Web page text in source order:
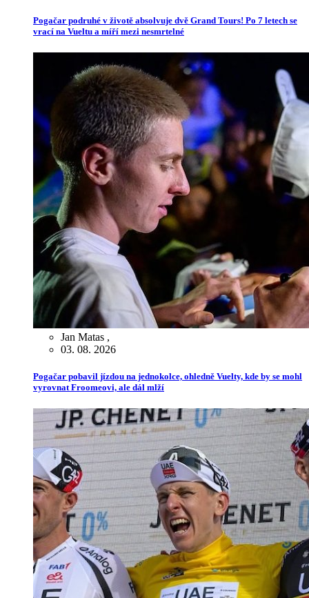
Pogačar podruhé v životě absolvuje dvě Grand Tours! Po 7 letech se
vrací na Vueltu a míří mezi nesmrtelné
Jan Matas ,
03. 08. 2026
Pogačar pobavil jízdou na jednokolce, ohledně Vuelty, kde by se mohl
vyrovnat Froomeovi, ale dál mlží